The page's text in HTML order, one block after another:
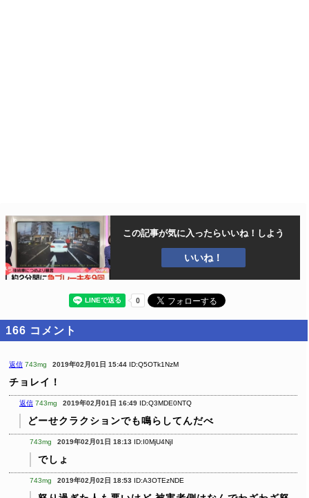
この記事が気に入ったらいいね！しよう
いいね！
166 コメント
返信 743mg 2019年02月01日 15:44 ID:Q5OTk1NzM
チョレイ！
返信 743mg 2019年02月01日 16:49 ID:Q3MDE0NTQ
どーせクラクションでも鳴らしてんだべ
743mg 2019年02月01日 18:13 ID:I0MjU4NjI
でしょ
743mg 2019年02月02日 18:53 ID:A3OTEzNDE